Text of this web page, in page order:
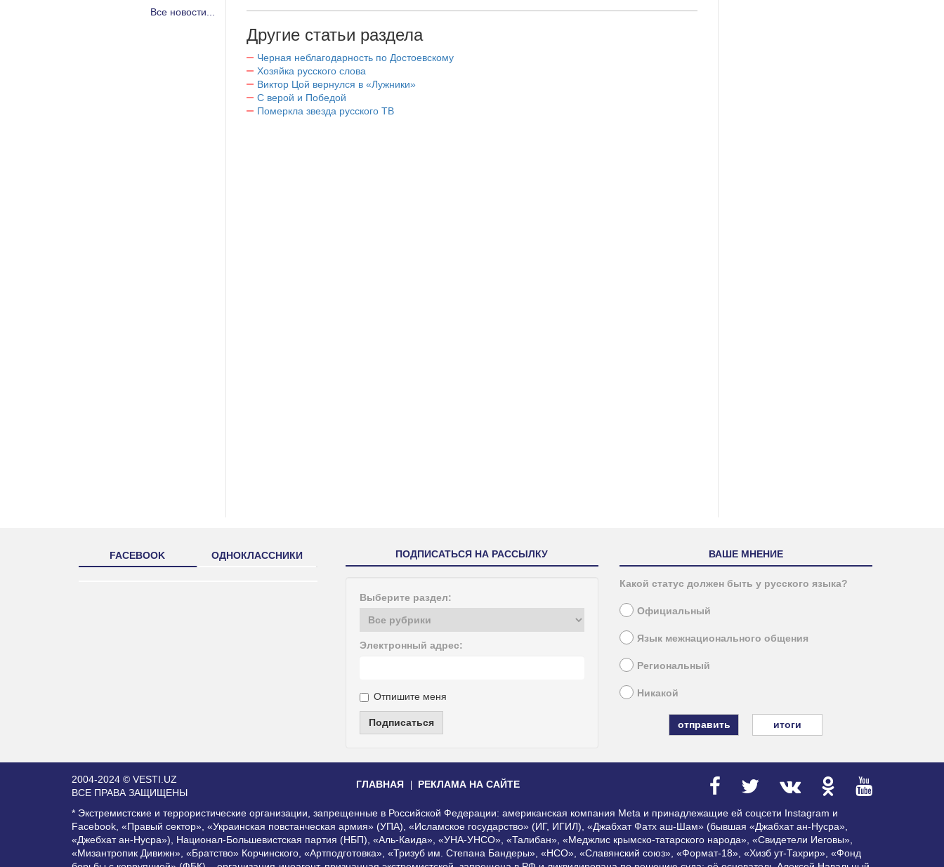
Другие статьи раздела
Черная неблагодарность по Достоевскому
Хозяйка русского слова
Виктор Цой вернулся в «Лужники»
С верой и Победой
Померкла звезда русского ТВ
Все новости...
FACEBOOK ОДНОКЛАССНИКИ ПОДПИСАТЬСЯ НА РАССЫЛКУ
Выберите раздел:
Электронный адрес:
Отпишите меня
Подписаться
ВАШЕ МНЕНИЕ
Какой статус должен быть у русского языка?
Официальный
Язык межнационального общения
Региональный
Никакой
итоги
2004-2024 © VESTI.UZ
ВСЕ ПРАВА ЗАЩИЩЕНЫ
ГЛАВНАЯ РЕКЛАМА НА САЙТЕ
* Экстремистские и террористические организации, запрещенные в Российской Федерации: американская компания Meta и принадлежащие ей соцсети Instagram и
Facebook, «Правый сектор», «Украинская повстанческая армия» (УПА), «Исламское государство» (ИГ, ИГИЛ), «Джабхат Фатх аш-Шам» (бывшая «Джабхат ан-Нусра»,
«Джебхат ан-Нусра»), Национал-Большевистская партия (НБП), «Аль-Каида», «УНА-УНСО», «Талибан», «Меджлис крымско-татарского народа», «Свидетели Иеговы»,
«Мизантропик Дивижн», «Братство» Корчинского, «Артподготовка», «Тризуб им. Степана Бандеры», «НСО», «Славянский союз», «Формат-18», «Хизб ут-Тахрир», «Фонд